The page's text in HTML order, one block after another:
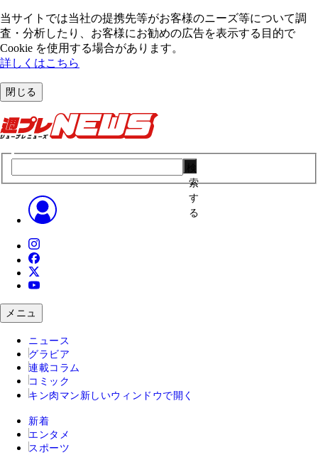
当サイトでは当社の提携先等がお客様のニーズ等について調
査・分析したり、お客様にお勧めの広告を表⽰する⽬的で
Cookie を使⽤する場合があります。
詳しくはこちら
閉じる
索
す
る
メニュ
ニュース
グラビア
連載コラム
コミック
キン肉マン 新しいウィンドウで開く
新着
エンタメ
スポーツ